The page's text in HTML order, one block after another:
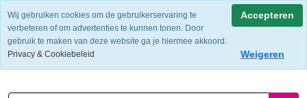
Verzendkosten €6.25 ---> NL: gratis verzending vanaf €60,-
Wij gebruiken cookies om de gebruikerservaring te
verbeteren of om advertenties te kunnen tonen. Door
gebruik te maken van deze website ga je hiermee akkoord.
Privacy & Cookiebeleid
Accepteren
Weigeren